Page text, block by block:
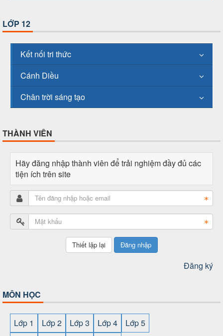
LỚP 12
Kết nối tri thức
Cánh Diều
Chân trời sáng tạo
THÀNH VIÊN
Hãy đăng nhập thành viên để trải nghiệm đầy đủ các
tiện ích trên site
Đăng nhập
Đăng ký
MÔN HỌC
Lớp 1 Lớp 2 Lớp 3 Lớp 4
Lớp 5